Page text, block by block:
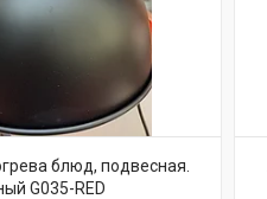
блюд, подвесная.
G035-RED